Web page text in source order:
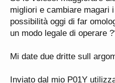
migliori e cambiare magari
possibilità oggi di far
un modo legale di operare
Mi date due dritte sull
Inviato dal mio P01Y